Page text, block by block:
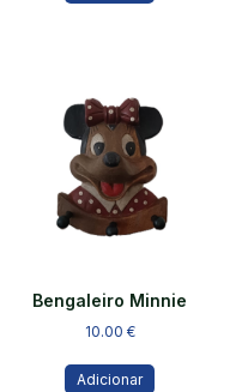
Bengaleiro Minnie
10.00 €
Adicionar